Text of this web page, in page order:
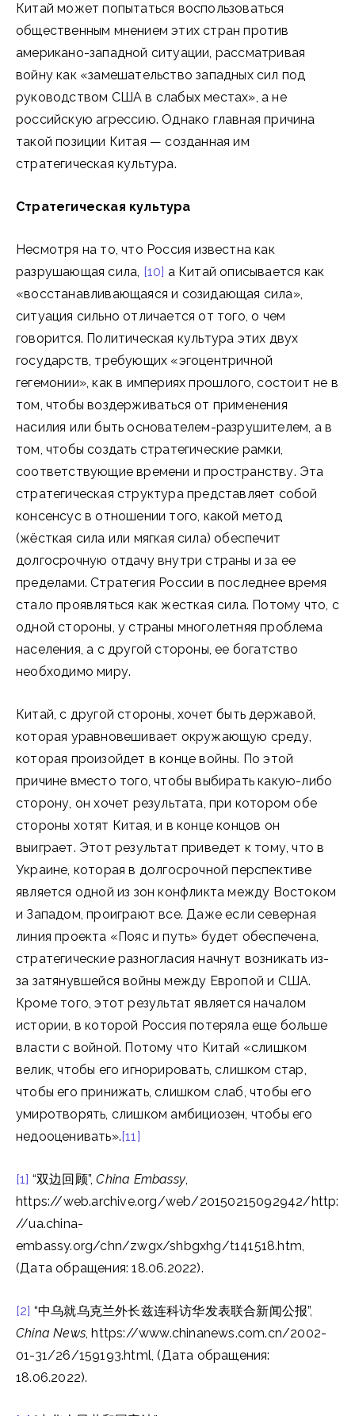
Китай может попытаться воспользоваться
общественным мнением этих стран против
американо-западной ситуации, рассматривая
войну как «замешательство западных сил под
руководством США в слабых местах», а не
российскую агрессию. Однако главная причина
такой позиции Китая — созданная им
стратегическая культура.
Стратегическая культура
Несмотря на то, что Россия известна как
разрушающая сила, [10] а Китай описывается как
«восстанавливающаяся и созидающая сила»,
ситуация сильно отличается от того, о чем
говорится. Политическая культура этих двух
государств, требующих «эгоцентричной
гегемонии», как в империях прошлого, состоит не в
том, чтобы воздерживаться от применения
насилия или быть основателем-разрушителем, а в
том, чтобы создать стратегические рамки,
соответствующие времени и пространству. Эта
стратегическая структура представляет собой
консенсус в отношении того, какой метод
(жёсткая сила или мягкая сила) обеспечит
долгосрочную отдачу внутри страны и за ее
пределами. Стратегия России в последнее время
стало проявляться как жесткая сила. Потому что, с
одной стороны, у страны многолетняя проблема
населения, а с другой стороны, ее богатство
необходимо миру.
Китай, с другой стороны, хочет быть державой,
которая уравновешивает окружающую среду,
которая произойдет в конце войны. По этой
причине вместо того, чтобы выбирать какую-либо
сторону, он хочет результата, при котором обе
стороны хотят Китая, и в конце концов он
выиграет. Этот результат приведет к тому, что в
Украине, которая в долгосрочной перспективе
является одной из зон конфликта между Востоком
и Западом, проиграют все. Даже если северная
линия проекта «Пояс и путь» будет обеспечена,
стратегические разногласия начнут возникать из-
за затянувшейся войны между Европой и США.
Кроме того, этот результат является началом
истории, в которой Россия потеряла еще больше
власти с войной. Потому что Китай «слишком
велик, чтобы его игнорировать, слишком стар,
чтобы его принижать, слишком слаб, чтобы его
умиротворять, слишком амбициозен, чтобы его
недооценивать».[11]
[1] “双边回顾”,China Embassy,
https://web.archive.org/web/20150215092942/http:
//ua.china-
embassy.org/chn/zwgx/shbgxhg/t141518.htm,
(Дата обращения: 18.06.2022).
[2] “中乌就乌克兰外长兹连科访华发表联合新闻公报”,
China News, https://www.chinanews.com.cn/2002-
01-31/26/159193.html, (Дата обращения:
18.06.2022).